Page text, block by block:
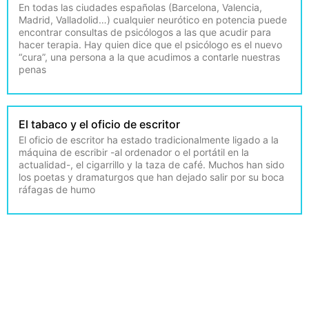
En todas las ciudades españolas (Barcelona, Valencia,
Madrid, Valladolid…) cualquier neurótico en potencia puede
encontrar consultas de psicólogos a las que acudir para
hacer terapia. Hay quien dice que el psicólogo es el nuevo
“cura”, una persona a la que acudimos a contarle nuestras
penas
El tabaco y el oficio de escritor
El oficio de escritor ha estado tradicionalmente ligado a la
máquina de escribir -al ordenador o el portátil en la
actualidad-, el cigarrillo y la taza de café. Muchos han sido
los poetas y dramaturgos que han dejado salir por su boca
ráfagas de humo